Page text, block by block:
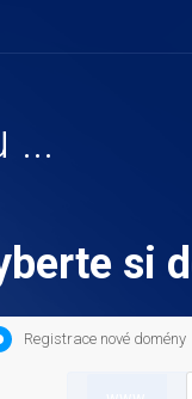
...
si
Registrace nové domény